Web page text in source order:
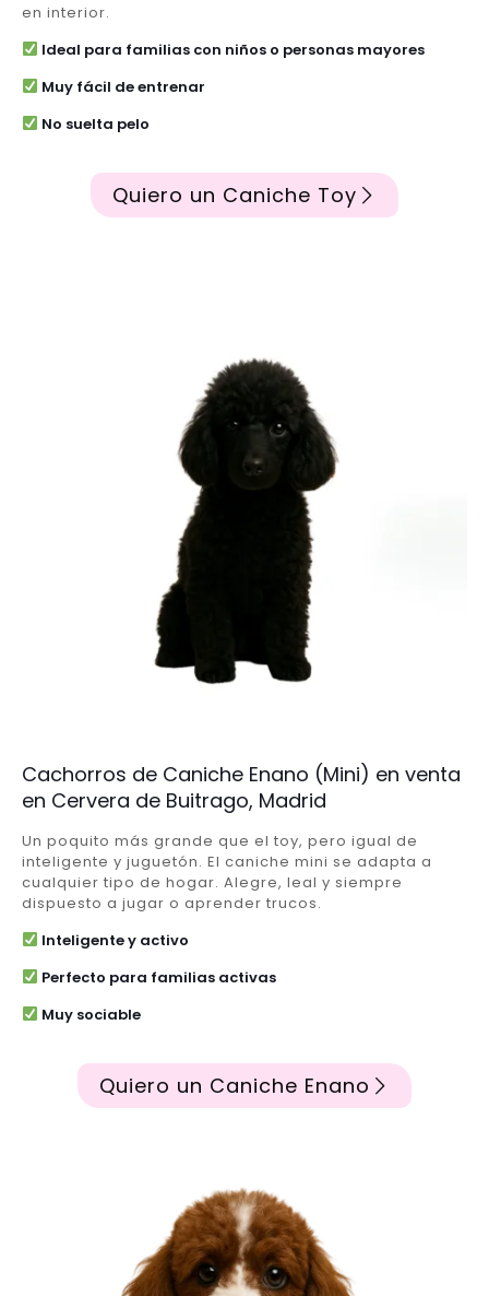
en interior.
Ideal para familias con niños o personas mayores
Muy fácil de entrenar
No suelta pelo
Quiero un Caniche Toy
Cachorros de Caniche Enano (Mini) en venta
en Cervera de Buitrago, Madrid
Un poquito más grande que el toy, pero igual de
inteligente y juguetón. El caniche mini se adapta a
cualquier tipo de hogar. Alegre, leal y siempre
dispuesto a jugar o aprender trucos.
Inteligente y activo
Perfecto para familias activas
Muy sociable
Quiero un Caniche Enano